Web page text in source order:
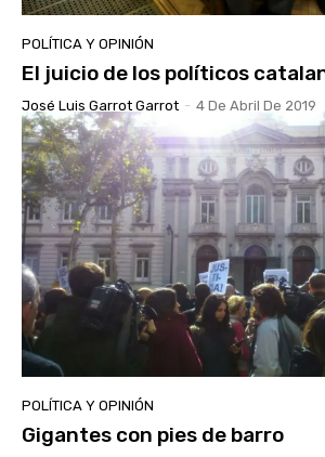
POLÍTICA Y OPINIÓN
El juicio de los políticos
José Luis Garrot Garrot - 4 De Abril De 2019
POLÍTICA Y OPINIÓN
Gigantes con pies de barro